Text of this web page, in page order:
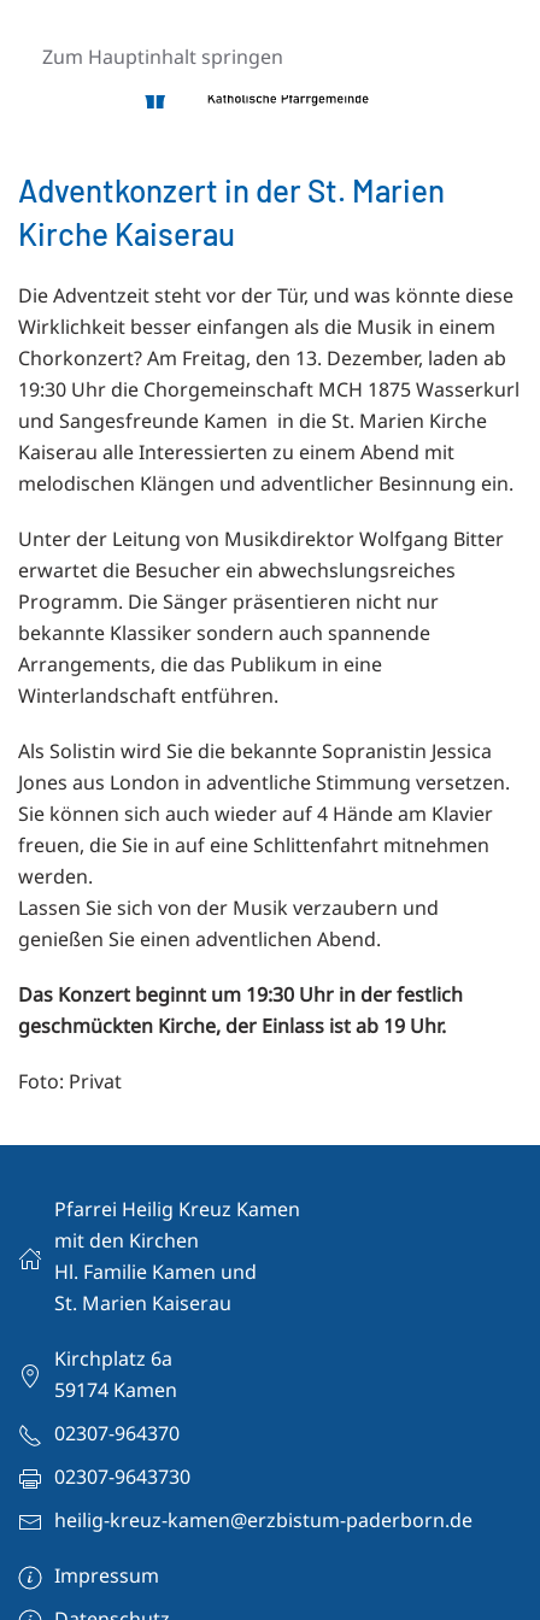
Zum Hauptinhalt springen
Adventkonzert in der St. Marien
Kirche Kaiserau
Die Adventzeit steht vor der Tür, und was könnte diese
Wirklichkeit besser einfangen als die Musik in einem
Chorkonzert? Am Freitag, den 13. Dezember, laden ab
19:30 Uhr die Chorgemeinschaft MCH 1875 Wasserkurl
und Sangesfreunde Kamen in die St. Marien Kirche
Kaiserau alle Interessierten zu einem Abend mit
melodischen Klängen und adventlicher Besinnung ein.
Unter der Leitung von Musikdirektor Wolfgang Bitter
erwartet die Besucher ein abwechslungsreiches
Programm. Die Sänger präsentieren nicht nur
bekannte Klassiker sondern auch spannende
Arrangements, die das Publikum in eine
Winterlandschaft entführen.
Als Solistin wird Sie die bekannte Sopranistin Jessica
Jones aus London in adventliche Stimmung versetzen.
Sie können sich auch wieder auf 4 Hände am Klavier
freuen, die Sie in auf eine Schlittenfahrt mitnehmen
werden.
Lassen Sie sich von der Musik verzaubern und
genießen Sie einen adventlichen Abend.
Das Konzert beginnt um 19:30 Uhr in der festlich
geschmückten Kirche, der Einlass ist ab 19 Uhr.
Foto: Privat
Pfarrei Heilig Kreuz Kamen
mit den Kirchen
Hl. Familie Kamen und
St. Marien Kaiserau
Kirchplatz 6a
59174 Kamen
02307-964370
02307-9643730
heilig-kreuz-kamen@erzbistum-paderborn.de
Impressum